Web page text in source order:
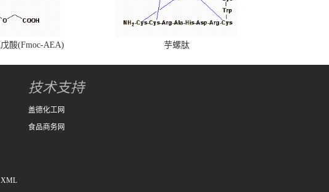
酸(Fmoc-AEA) 芋螺肽
技术支持
盖德化工网
食品商务网
XML